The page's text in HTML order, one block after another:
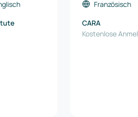
Französisch
CARA
Kostenlose